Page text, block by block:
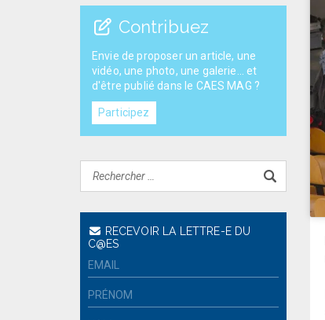
Contribuez
Envie de proposer un article, une
vidéo, une photo, une galerie... et
d'être publié dans le CAES MAG ?
Participez
RECEVOIR LA LETTRE-E DU
C@ES